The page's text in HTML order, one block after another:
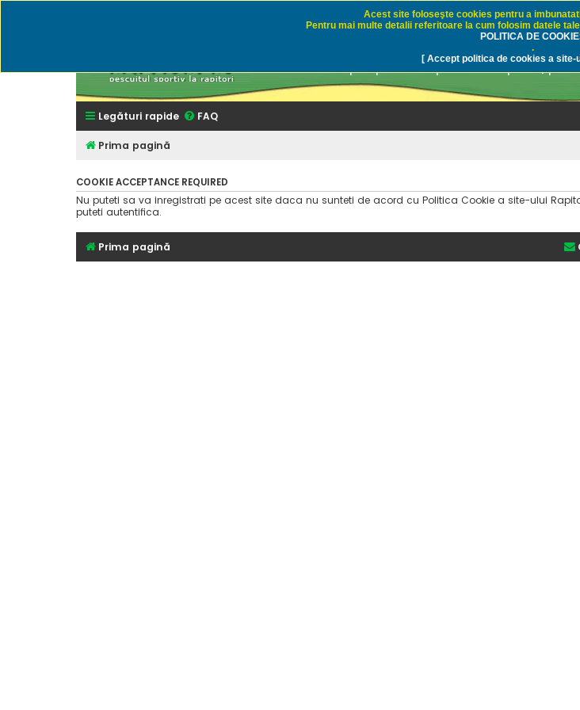
Rapitori.ro - Pescuit
Discutii despre pescuit sportiv la rapitori,
Legături rapide FAQ
Prima pagină
COOKIE ACCEPTANCE REQUIRED
Nu puteti sa va inregistrati pe acest site daca nu sunteti de acord cu Politica Cookie a site-ului
puteti autentifica.
Acest site foloseşte cookies pentru a
Pentru mai multe detalii referitoare la cum folosim datele
POLITICA DE
.
[ Accept politica de cookies a site-
Prima pagină